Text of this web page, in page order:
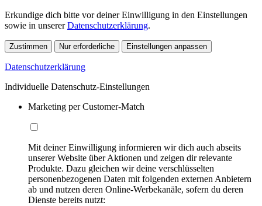
Erkundige dich bitte vor deiner Einwilligung in den Einstellungen
sowie in unsererDatenschutzerklärung.
Zustimmen Nur erforderliche Einstellungen anpassen
Datenschutzerklärung
Individuelle Datenschutz-Einstellungen
Marketing per Customer-Match
Mit deiner Einwilligung informieren wir dich auch abseits
unserer Website über Aktionen und zeigen dir relevante
Produkte. Dazu gleichen wir deine verschlüsselten
personenbezogenen Daten mit folgenden externen Anbietern
ab und nutzen deren Online-Werbekanäle, sofern du deren
Dienste bereits nutzt: